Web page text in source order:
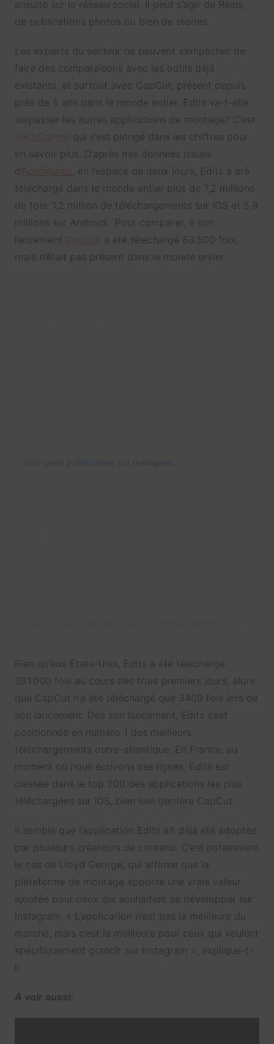
ensuite sur le réseau social. Il peut s’agir de Reels,
de publications photos ou bien de stories.
Les experts du secteur ne peuvent s’empêcher de
faire des comparaisons avec les outils déjà
existants, et surtout avec CapCut, présent depuis
près de 5 ans dans le monde entier. Edits va-t-elle
surpasser les autres applications de montage? C’est
qui s’est plongé dans les chiffres pour
en savoir plus. D’après des données issues
d’Appfigures
, en l’espace de deux jours, Edits a été
téléchargé dans le monde entier plus de 7,2 millions
de fois: 1,2 million de téléchargements sur iOS et 5,9
millions sur Android. Pour comparer, à son
lancement
a été téléchargé 83.500 fois,
mais n’était pas présent dans le monde entier.
Rien qu’aux États-Unis, Edits a été téléchargé
381.000 fois au cours des trois premiers jours, alors
que CapCut n’a été téléchargé que 3400 fois lors de
son lancement. Dès son lancement, Edits s’est
positionnée en numéro 1 des meilleurs
téléchargements outre-atlantique. En France, au
moment où nous écrivons ces lignes, Edits est
classée dans le top 200 des applications les plus
téléchargées sur iOS, bien loin derrière CapCut.
Il semble que l’application Edits ait déjà été adoptée
par plusieurs créateurs de contenu. C’est notamment
le cas de Lloyd George, qui affirme que la
plateforme de montage apporte une vraie valeur
ajoutée pour ceux qui souhaitent se développer sur
Instagram. « L’application n’est pas la meilleure du
marché, mais c’est la meilleure pour ceux qui veulent
spécifiquement grandir sur Instagram », explique-t-
À voir aussi: